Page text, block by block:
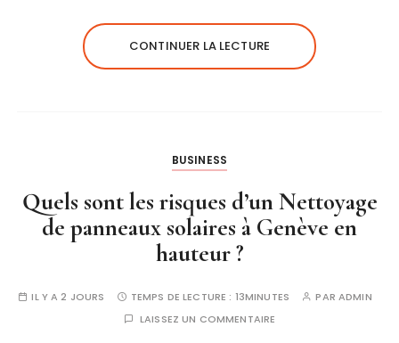
CONTINUER LA LECTURE
BUSINESS
Quels sont les risques d’un Nettoyage
de panneaux solaires à Genève en
hauteur ?
IL Y A 2 JOURS TEMPS DE LECTURE : 13MINUTES PAR ADMIN
LAISSEZ UN COMMENTAIRE